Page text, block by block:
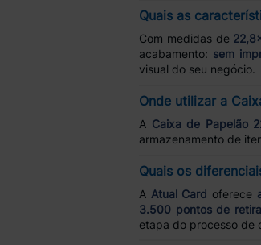
Quais as
Com medidas de
acabamento: sem
visual do seu negócio.
Onde utilizar a
A Caixa de Papelão
armazenamento de
Quais os
A Atual Card oferece
3.500 pontos de
etapa do processo de